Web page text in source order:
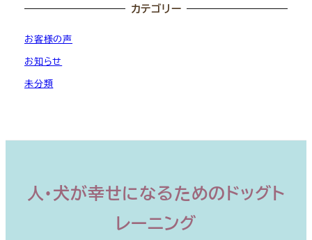
カテゴリー
お客様の声
お知らせ
未分類
人・犬が幸せになるためのドッグト
レーニング